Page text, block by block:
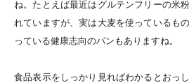
ね。たとえば最近はグルテンフリーの米
れていますが、実は大麦を使っているも
っている健康志向のパンもありますね。
食品表示をしっかり見ればわかるとおっ